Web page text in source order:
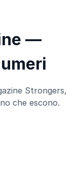
—
Strongers,
che escono.